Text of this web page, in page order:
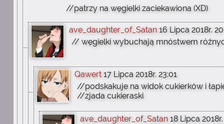
//patrzy na węgielki zaciekawiona (XD)
ave_daughter_of_Satan 16 Lipca 2018r.
// węgielki wybuchają mnóstwem
Qawert 17 Lipca 2018r. 23:01
//podskakuje na widok cukierków i
//zjada cukieraski
ave_daughter_of_Satan 18 Lipca 2018r.